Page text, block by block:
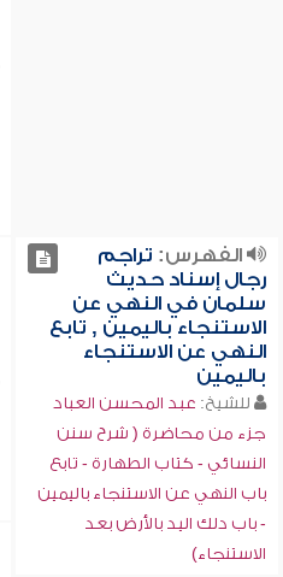
الفهرس: تراجم
رجال إسناد حديث
سلمان في النهي عن
الاستنجاء باليمين , تابع
النهي عن الاستنجاء
باليمين
للشيخ: عبد المحسن العباد
جزء من محاضرة ( شرح سنن
النسائي - كتاب الطهارة - تابع
باب النهي عن الاستنجاء باليمين
- باب دلك اليد بالأرض بعد
الاستنجاء)